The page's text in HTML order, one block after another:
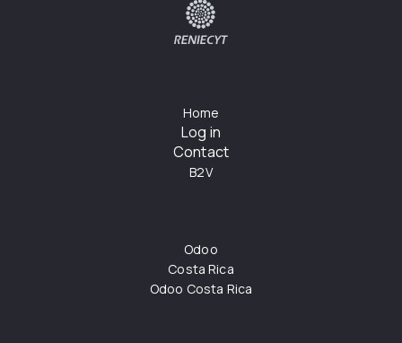
Home
Log in
Contact
B2V
Odoo
Costa Rica
Odoo Costa Rica